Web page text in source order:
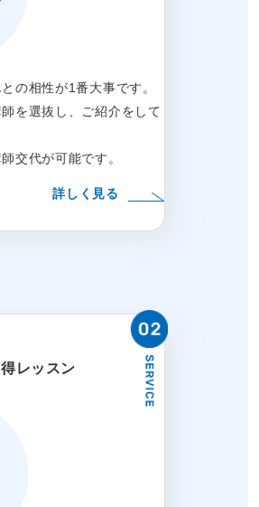
の相性が1番大事です。
を選抜し、ご紹介をして
交代が可能です。
詳しく見る
レッスン